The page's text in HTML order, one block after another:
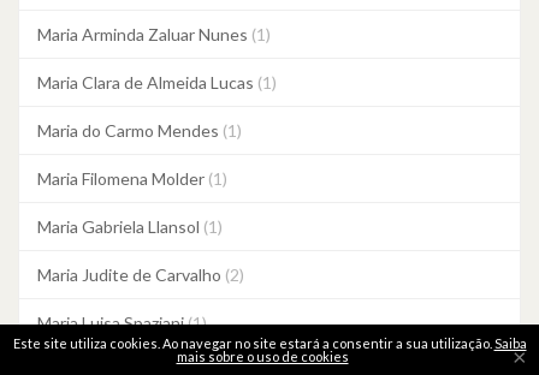
Maria Arminda Zaluar Nunes (1)
Maria Clara de Almeida Lucas (1)
Maria do Carmo Mendes (1)
Maria Filomena Molder (1)
Maria Gabriela Llansol (1)
Maria Judite de Carvalho (2)
Maria Luisa Spaziani(1)
Este site utiliza cookies. Ao navegar no site estará a consentir a sua utilização. Saiba
mais sobre o uso de cookies
×